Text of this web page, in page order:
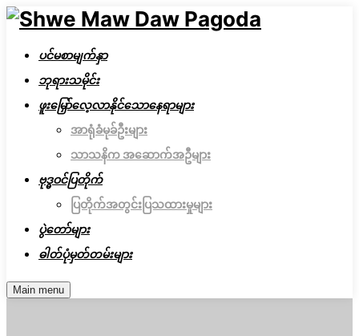
ပင်မစာမျက်နှာ
ဘုရားသမိုင်း
ဖူးမြှော်လေ့လာနိုင်သောနေရာများ
အာရုံခံမုခ်ဦးများ
သာသနိက အဆောက်အဦများ
ဗုဒ္ဓဝင်ပြတိုက်
ပြတိုက်အတွင်းပြသထားမှုများ
ပွဲတော်များ
ဓါတ်ပုံမှတ်တမ်းများ
Main menu